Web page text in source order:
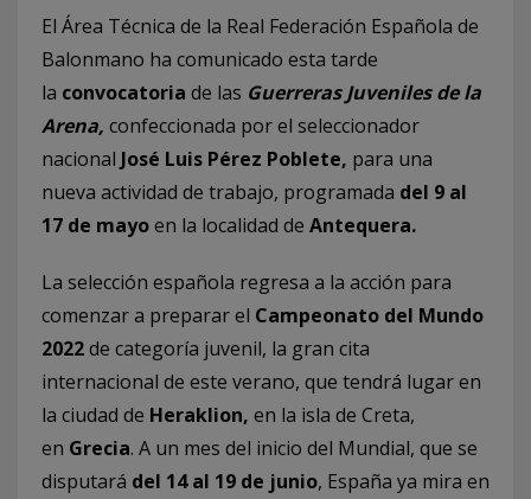
El Área Técnica de la Real Federación Española de
Balonmano ha comunicado esta tarde
la convocatoria de las Guerreras Juveniles de la
Arena, confeccionada por el seleccionador
nacional José Luis Pérez Poblete, para una
nueva actividad de trabajo, programada del 9 al
17 de mayoen la localidad de Antequera.
La selección española regresa a la acción para
comenzar a preparar el Campeonato del Mundo
2022de categoría juvenil, la gran cita
internacional de este verano, que tendrá lugar en
la ciudad de Heraklion, en la isla de Creta,
en Grecia. A un mes del inicio del Mundial, que se
disputará del 14 al 19 de junio, España ya mira en